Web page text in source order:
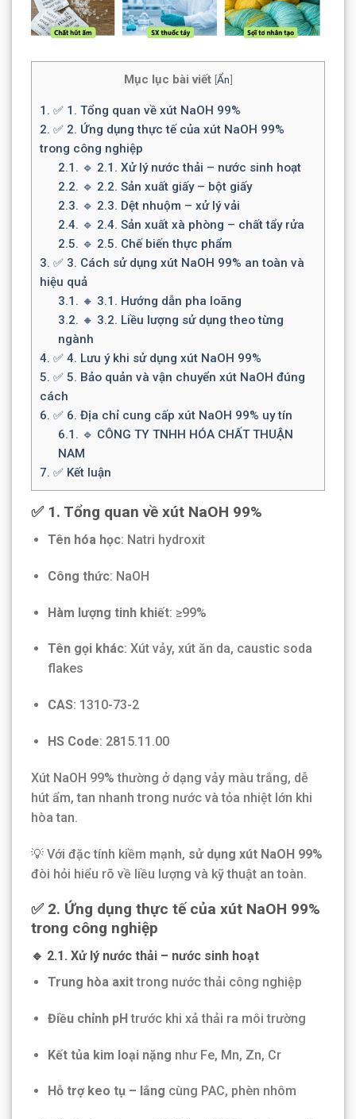
Mục lục bài viết [Ẩn]
1. ✅ 1. Tổng quan về xút NaOH 99%
2. ✅ 2. Ứng dụng thực tế của xút NaOH 99%
trong công nghiệp
2.1. 🔹 2.1. Xử lý nước thải – nước sinh hoạt
2.2. 🔹 2.2. Sản xuất giấy – bột giấy
2.3. 🔹 2.3. Dệt nhuộm – xử lý vải
2.4. 🔹 2.4. Sản xuất xà phòng – chất tẩy rửa
2.5. 🔹 2.5. Chế biến thực phẩm
3. ✅ 3. Cách sử dụng xút NaOH 99% an toàn và
hiệu quả
3.1. 🔸 3.1. Hướng dẫn pha loãng
3.2. 🔸 3.2. Liều lượng sử dụng theo từng
ngành
4. ✅ 4. Lưu ý khi sử dụng xút NaOH 99%
5. ✅ 5. Bảo quản và vận chuyển xút NaOH đúng
cách
6. ✅ 6. Địa chỉ cung cấp xút NaOH 99% uy tín
6.1. 🔹 CÔNG TY TNHH HÓA CHẤT THUẬN
NAM
7. ✅ Kết luận
✅ 1. Tổng quan về xút NaOH 99%
Tên hóa học: Natri hydroxit
Công thức: NaOH
Hàm lượng tinh khiết: ≥99%
Tên gọi khác: Xút vảy, xút ăn da, caustic soda
flakes
CAS: 1310-73-2
HS Code: 2815.11.00
Xút NaOH 99% thường ở dạng vảy màu trắng, dễ
hút ẩm, tan nhanh trong nước và tỏa nhiệt lớn khi
hòa tan.
💡 Với đặc tính kiềm mạnh, sử dụng xút NaOH 99%
đòi hỏi hiểu rõ về liều lượng và kỹ thuật an toàn.
✅ 2. Ứng dụng thực tế của xút NaOH 99%
trong công nghiệp
🔹 2.1. Xử lý nước thải – nước sinh hoạt
Trung hòa axittrong nước thải công nghiệp
Điều chỉnh pHtrước khi xả thải ra môi trường
Kết tủa kim loại nặng như Fe, Mn, Zn, Cr
Hỗ trợ keo tụ – lắng cùng PAC, phèn nhôm